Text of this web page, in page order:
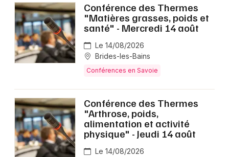
Conférence des Thermes
"Matières grasses, poids et
santé" - Mercredi 14 août
Le 14/08/2026
Brides-les-Bains
Conférences en Savoie
Conférence des Thermes
"Arthrose, poids,
alimentation et activité
physique" - Jeudi 14 août
Le 14/08/2026